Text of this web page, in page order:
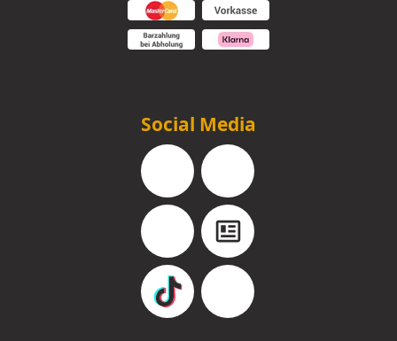
Social Media
Facebook Instagram
YouTube Blog
TikTok Pinterest